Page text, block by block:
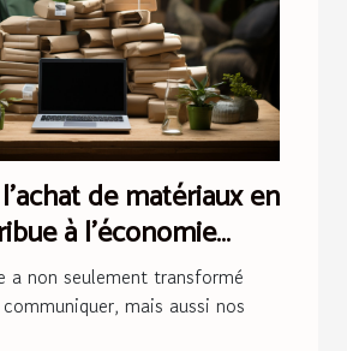
de matériaux en
à l'économie
a non seulement transformé
mais aussi nos